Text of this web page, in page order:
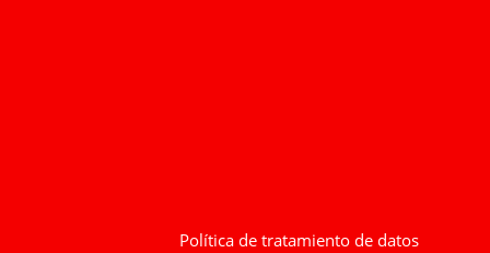
Política de tratamiento de datos